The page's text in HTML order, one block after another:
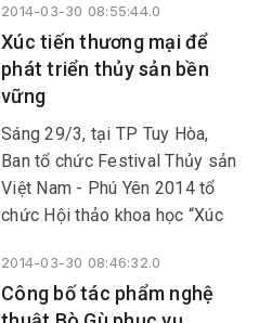
đường Trần Hưng Đạo,
Nguyễn Huệ, Lê Lợi... đã dập
dìu du khách các nơi đổ về
đây để xem lễ hội.
2014-03-30 08:55:44.0
Xúc tiến thương mại để
phát triển thủy sản bền
vững
Sáng 29/3, tại TP Tuy Hòa,
Ban tổ chức Festival Thủy sản
Việt Nam - Phú Yên 2014 tổ
chức Hội thảo khoa học “Xúc
triển thủy sản bền vững vùng
Duyên hải miền Trung”.
2014-03-30 08:46:32.0
Công bố tác phẩm nghệ